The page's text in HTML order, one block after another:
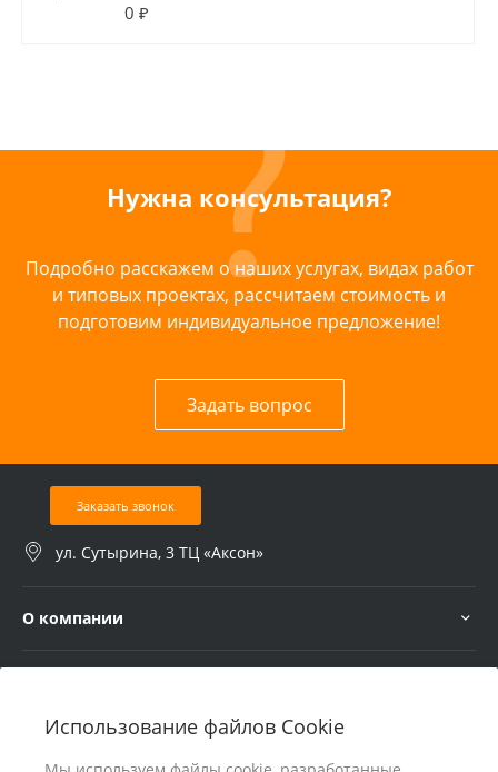
Использование файлов Cookie
0 ₽
Нужна консультация?
Подробно расскажем о наших услугах, видах работ
и типовых проектах, рассчитаем стоимость и
подготовим индивидуальное предложение!
Задать вопрос
Заказать звонок
ул. Сутырина, 3 ТЦ «Аксон»
О компании